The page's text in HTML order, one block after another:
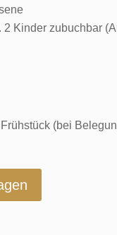
2 Kinder zubuchbar
(bei